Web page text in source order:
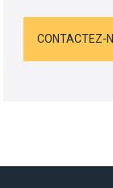
CONTACTEZ-